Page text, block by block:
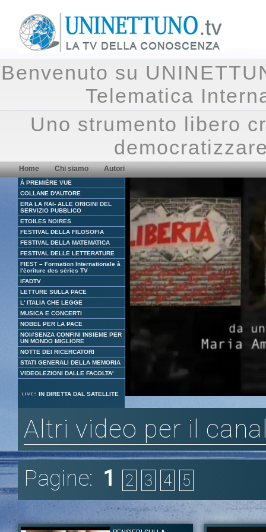
Benvenuto su
Telematica
Uno strumento libero
Home Chi siamo Autori
À PREMIÈRE VUE
COLLANE D'AUTORE
ERA LA RAI- ALLE ORIGINI DEL
SERVIZIO PUBBLICO
ETOILES NOIRES
FESTIVAL DELLA FILOSOFIA
FESTIVAL DELLA MATEMATICA
FESTIVAL DELLE LETTERATURE
FIEST – Formation Internationale à
l'écriture des séries TV
IFADTV
LETTURE SULLA PACE
L' ITALIA CHE LEGGE
MUSICA E CONCERTI
NOBEL PER LA PACE
NOI#SENZA CONFINI INSIEME PER
UN MONDO MIGLIORE
NOTTE DEI RICERCATORI
STATI GENERALI DELLA MEMORIA
VIDEOLEZIONI DALLE FACOLTA'
IN DIRETTA DAL SATELLITE
4.45%
Altri video per il
Pagine: 1 2 3 4 5